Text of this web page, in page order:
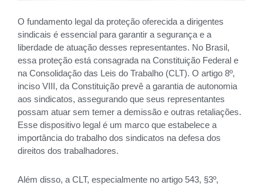
O fundamento legal da proteção oferecida a dirigentes
sindicais é essencial para garantir a segurança e a
liberdade de atuação desses representantes. No Brasil,
essa proteção está consagrada na Constituição Federal e
na Consolidação das Leis do Trabalho (CLT). O artigo 8º,
inciso VIII, da Constituição prevê a garantia de autonomia
aos sindicatos, assegurando que seus representantes
possam atuar sem temer a demissão e outras retaliações.
Esse dispositivo legal é um marco que estabelece a
importância do trabalho dos sindicatos na defesa dos
direitos dos trabalhadores.
Além disso, a CLT, especialmente no artigo 543, §3º,